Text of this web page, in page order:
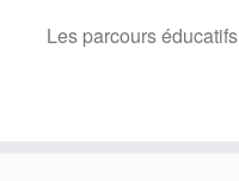
Les parcours éducatifs